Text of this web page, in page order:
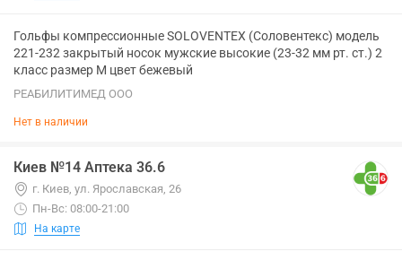
Гольфы компрессионные SOLOVENTEX (Соловентекс) модель
221-232 закрытый носок мужские высокие (23-32 мм рт. ст.) 2
класс размер M цвет бежевый
РЕАБИЛИТИМЕД ООО
Нет в наличии
Киев №14 Аптека 36.6
г. Киев, ул. Ярославская, 26
Пн-Вс: 08:00-21:00
На карте